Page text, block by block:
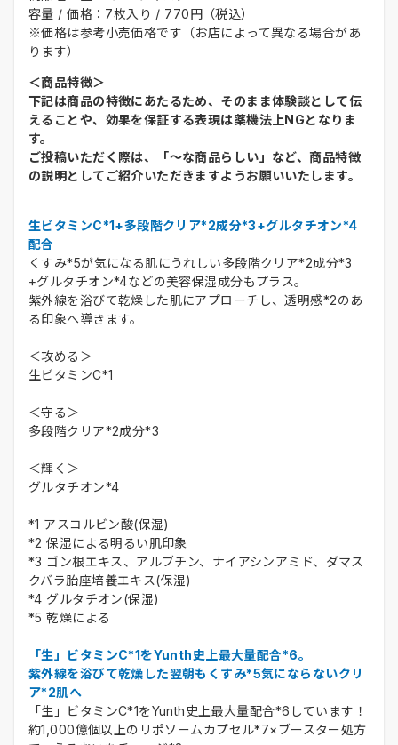
容量 / 価格：7枚入り / 770円（税込）
※価格は参考小売価格です（お店によって異なる場合があ
ります）
＜商品特徴＞
下記は商品の特徴にあたるため、そのまま体験談として伝
えることや、効果を保証する表現は薬機法上NGとなりま
す。
ご投稿いただく際は、「～な商品らしい」など、商品特徴
の説明としてご紹介いただきますようお願いいたします。
生ビタミンC*1+多段階クリア*2成分*3+グルタチオン*4
配合
くすみ*5が気になる肌にうれしい多段階クリア*2成分*3
+グルタチオン*4などの美容保湿成分もプラス。
紫外線を浴びて乾燥した肌にアプローチし、透明感*2のあ
る印象へ導きます。
＜攻める＞
生ビタミンC*1
＜守る＞
多段階クリア*2成分*3
＜輝く＞
グルタチオン*4
*1 アスコルビン酸(保湿)
*2 保湿による明るい肌印象
*3 ゴン根エキス、アルブチン、ナイアシンアミド、ダマス
クバラ胎座培養エキス(保湿)
*4 グルタチオン(保湿)
*5 乾燥による
「生」ビタミンC*1をYunth史上最大量配合*6。
紫外線を浴びて乾燥した翌朝もくすみ*5気にならないクリ
ア*2肌へ
「生」ビタミンC*1をYunth史上最大量配合*6しています！
約1,000億個以上のリポソームカプセル*7×ブースター処方